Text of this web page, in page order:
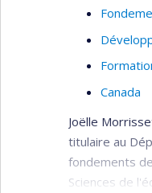
Canada
Joëlle
titulaire au
fondements
Sciences de